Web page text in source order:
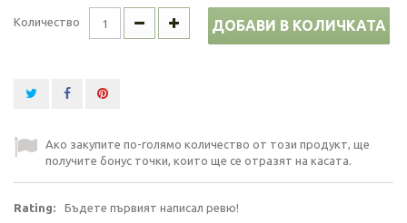
Количество ДОБАВИ В КОЛИЧКАТА
Ако закупите по-голямо количество от този продукт, ще
получите бонус точки, които ще се отразят на касата.
Rating: Бъдете първият написал ревю!